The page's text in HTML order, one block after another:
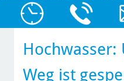
Hochwasser:
Weg ist